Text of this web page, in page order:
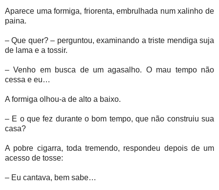
Aparece uma formiga, friorenta, embrulhada num xalinho de
paina.
– Que quer? – perguntou, examinando a triste mendiga suja
de lama e a tossir.
– Venho em busca de um agasalho. O mau tempo não
cessa e eu…
A formiga olhou-a de alto a baixo.
– E o que fez durante o bom tempo, que não construiu sua
casa?
A pobre cigarra, toda tremendo, respondeu depois de um
acesso de tosse:
– Eu cantava, bem sabe…